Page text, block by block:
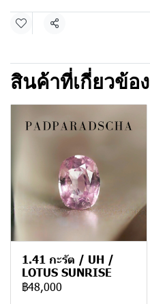
แชร์
สินค้าที่เกี่ยวข้อง
1.41 กะรัต / UH /
LOTUS SUNRISE
฿48,000